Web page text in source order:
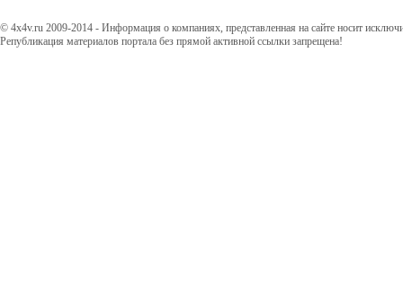
© 4x4v.ru 2009-2014 - Информация о компаниях, представленная на сайте носит
Републикация материалов портала без прямой активной ссылки запрещена!